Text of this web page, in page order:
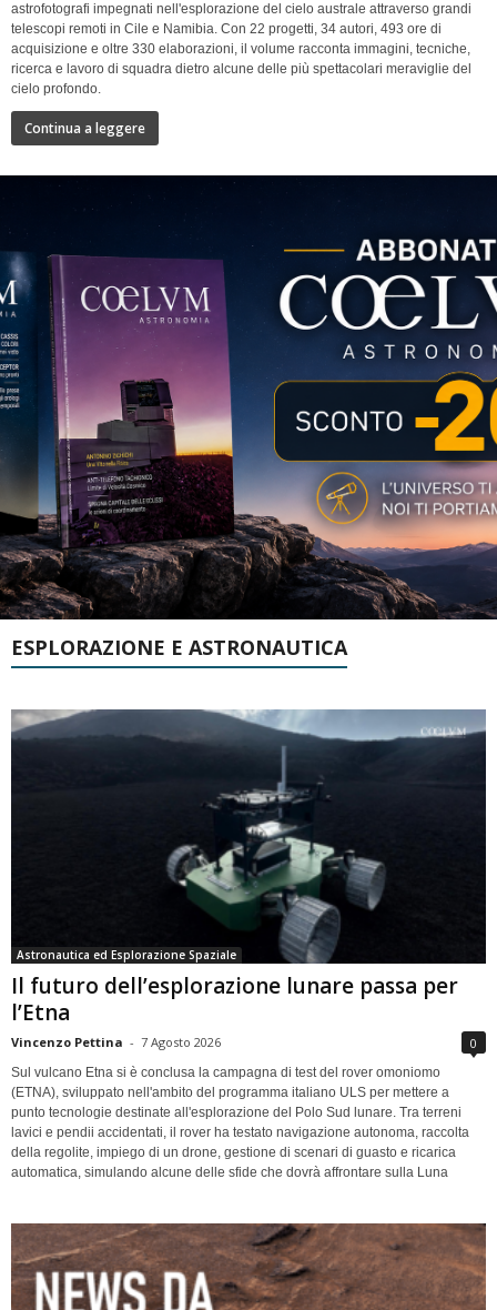
astrofotografi impegnati nell'esplorazione del cielo australe attraverso grandi
telescopi remoti in Cile e Namibia. Con 22 progetti, 34 autori, 493 ore di
acquisizione e oltre 330 elaborazioni, il volume racconta immagini, tecniche,
ricerca e lavoro di squadra dietro alcune delle più spettacolari meraviglie del
cielo profondo.
Continua a leggere
ESPLORAZIONE E ASTRONAUTICA
Astronautica ed Esplorazione Spaziale
Il futuro dell’esplorazione lunare passa per
l’Etna
Vincenzo Pettina - 7 Agosto 2026 0
Sul vulcano Etna si è conclusa la campagna di test del rover omoniomo
(ETNA), sviluppato nell'ambito del programma italiano ULS per mettere a
punto tecnologie destinate all'esplorazione del Polo Sud lunare. Tra terreni
lavici e pendii accidentati, il rover ha testato navigazione autonoma, raccolta
della regolite, impiego di un drone, gestione di scenari di guasto e ricarica
automatica, simulando alcune delle sfide che dovrà affrontare sulla Luna